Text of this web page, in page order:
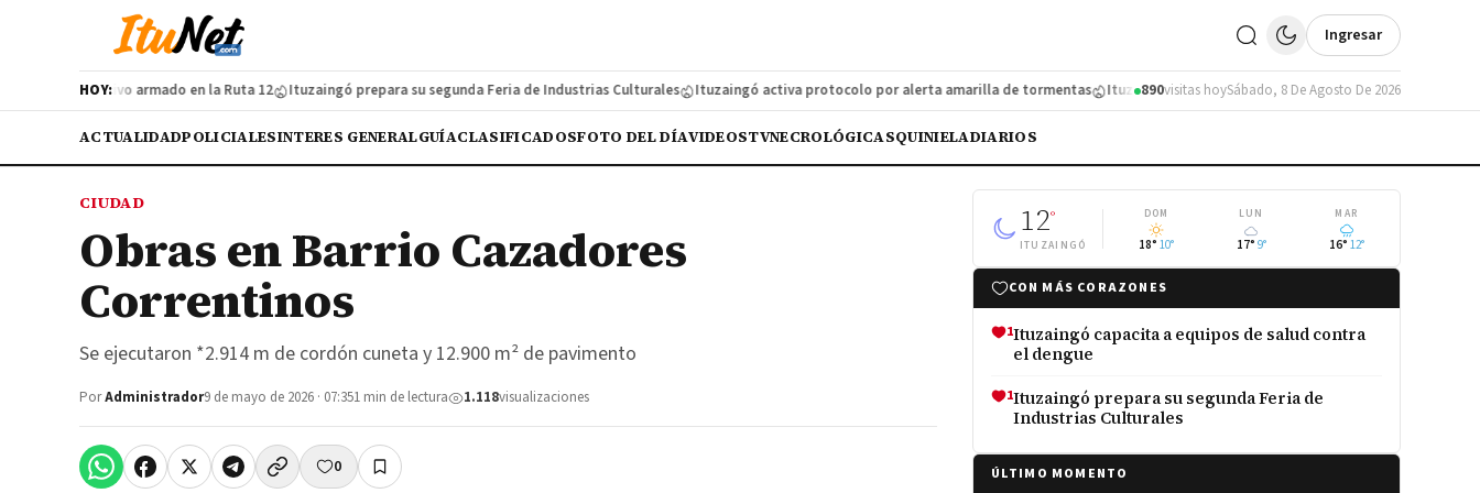
Ingresar
HOY:
furtivo armado en la Ruta 12 Ituzaingó prepara su segunda Feria de Industrias Culturales Ituzaingó activa protocolo por alerta amarilla de tormentas Ituzaingó se subió al podio en un torneo de fútbol infantil
890visitas hoySábado, 8 De Agosto De 2026
ACTUALIDADPOLICIALESINTERES GENERALGUÍACLASIFICADOSFOTO DEL DÍAVIDEOSTVNECROLÓGICASQUINIELADIARIOS
CIUDAD
Obras en Barrio Cazadores
Correntinos
Se ejecutaron *2.914 m de cordón cuneta y 12.900 m² de pavimento
PorAdministrador9 de mayo de 2026 · 07:351 min de lectura 1.118visualizaciones
0
12°
ITUZAINGÓ
DOM
18° 10°
LUN
17° 9°
MAR
16° 12°
CON MÁS CORAZONES
1Ituzaingó capacita a equipos de salud contra
el dengue
1Ituzaingó prepara su segunda Feria de
Industrias Culturales
ÚLTIMO MOMENTO